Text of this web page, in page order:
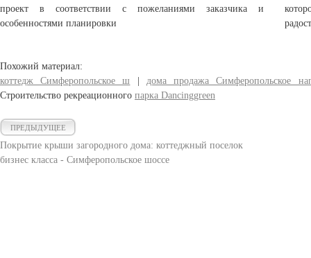
проект в соответствии с пожеланиями заказчика и
особенностями планировки
Похожий материал:
коттедж Симферопольское ш
дома продажа Симферопольское
Строительство рекреационного парка Dancinggreen
ПРЕДЫДУЩЕЕ
Покрытие крыши загородного дома: коттеджный поселок
бизнес класса - Симферопольское шоссе